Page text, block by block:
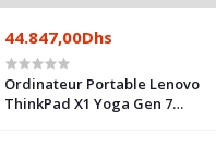
44.847,00Dhs
Ordinateur Portable Lenovo
ThinkPad X1 Yoga Gen 7